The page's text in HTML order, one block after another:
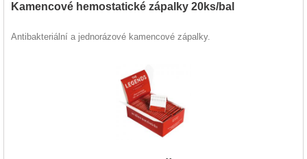
Kamencové hemostatické zápalky 20ks/bal
Antibakteriální a jednorázové kamencové zápalky.